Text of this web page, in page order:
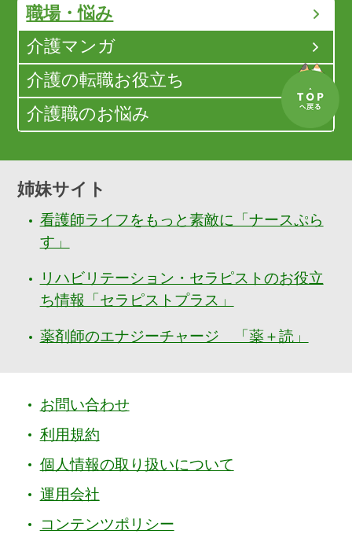
職場・悩み
介護マンガ
介護の転職お役立ち
介護職のお悩み
姉妹サイト
看護師ライフをもっと素敵に「ナースぷら
す」
リハビリテーション・セラピストのお役立
ち情報「セラピストプラス」
薬剤師のエナジーチャージ 「薬＋読」
お問い合わせ
利用規約
個人情報の取り扱いについて
運用会社
コンテンツポリシー